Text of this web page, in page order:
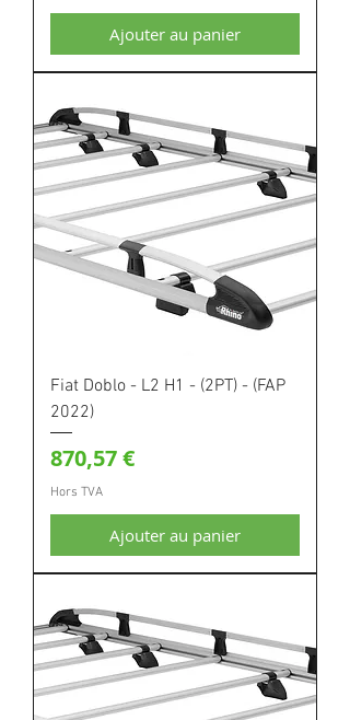
Ajouter au panier
Fiat Doblo - L2 H1 - (2PT) - (FAP
2022)
Prix
870,57 €
Hors TVA
Ajouter au panier